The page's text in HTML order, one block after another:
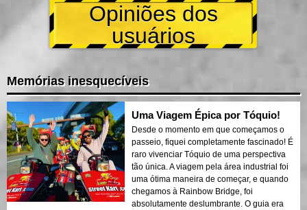
Opiniões dos
usuários
Memórias inesquecíveis
Uma Viagem Épica por Tóquio!
Desde o momento em que começamos o
passeio, fiquei completamente fascinado! É
raro vivenciar Tóquio de uma perspectiva
tão única. A viagem pela área industrial foi
uma ótima maneira de começar, e quando
chegamos à Rainbow Bridge, foi
absolutamente deslumbrante. O guia era